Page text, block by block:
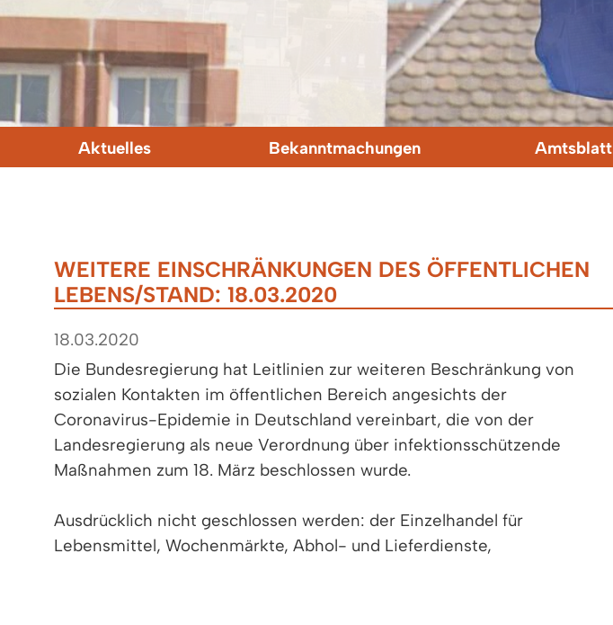
Aktuelles Bekanntmachungen Amtsblatt
WEITERE EINSCHRÄNKUNGEN DES ÖFFENTLICHEN
LEBENS/STAND: 18.03.2020
18.03.2020
Die Bundesregierung hat Leitlinien zur weiteren Beschränkung von
sozialen Kontakten im öffentlichen Bereich angesichts der
Coronavirus-Epidemie in Deutschland vereinbart, die von der
Landesregierung als neue Verordnung über infektionsschützende
Maßnahmen zum 18. März beschlossen wurde.
Ausdrücklich nicht geschlossen werden: der Einzelhandel für
Lebensmittel, Wochenmärkte, Abhol- und Lieferdienste,